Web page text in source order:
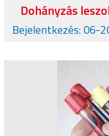
Dohányzás
Bejelentkezés: 06-